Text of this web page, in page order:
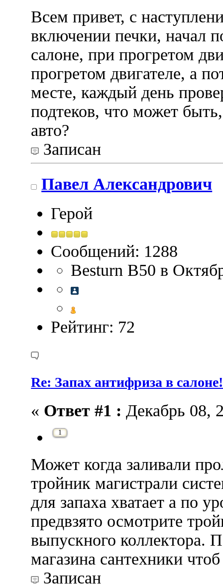
Всем привет, с
включении печки, начал
салоне, при прогретом
прогретом двигателе, а
месте, каждый день
подтеков, что может
авто?
Записан
Павел Александрович
Герой
Сообщений: 1288
Besturn B50 в
Рейтинг: 72
Re: Запах антифриза в салоне!
« Ответ #1 : Декабрь 08,
1
Может когда заливали
тройник магистрали
для запаха хватает а по
предвзято осмотрите
выпускного коллектора.
магазина сантехники
Записан